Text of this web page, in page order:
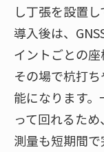
し丁張を設置
導入後は、
イントごとの座
その場で杭打
能になります
って回れるた
測量も短期間